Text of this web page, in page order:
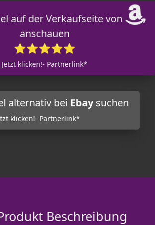
auf der Verkaufseite von
anschauen
⭐⭐⭐⭐⭐
Jetzt klicken!- Partnerlink*
alternativ bei Ebaysuchen
klicken!- Partnerlink*
Beschreibung